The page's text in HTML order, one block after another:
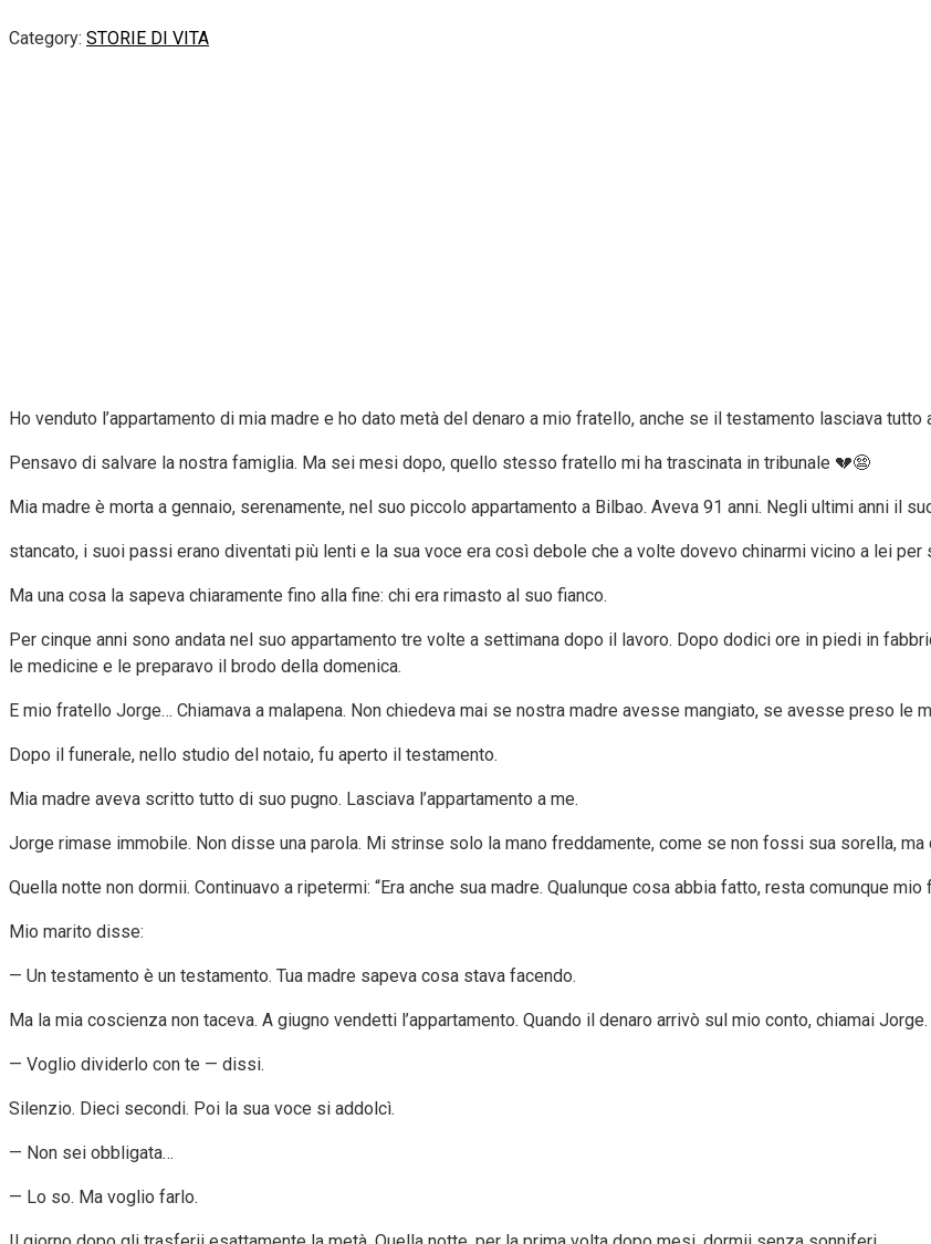
Category: STORIE DI VITA
Ho venduto l’appartamento di mia madre e ho dato metà del denaro a mio fratello, anche se il testamento lasciava tutto
Pensavo di salvare la nostra famiglia. Ma sei mesi dopo, quello stesso fratello mi ha trascinata in tribunale 💔😨
Mia madre è morta a gennaio, serenamente, nel suo piccolo appartamento a Bilbao. Aveva 91 anni. Negli ultimi anni il
stancato, i suoi passi erano diventati più lenti e la sua voce era così debole che a volte dovevo chinarmi vicino a lei per
Ma una cosa la sapeva chiaramente fino alla fine: chi era rimasto al suo fianco.
Per cinque anni sono andata nel suo appartamento tre volte a settimana dopo il lavoro. Dopo dodici ore in piedi in
le medicine e le preparavo il brodo della domenica.
E mio fratello Jorge… Chiamava a malapena. Non chiedeva mai se nostra madre avesse mangiato, se avesse preso le
Dopo il funerale, nello studio del notaio, fu aperto il testamento.
Mia madre aveva scritto tutto di suo pugno. Lasciava l’appartamento a me.
Jorge rimase immobile. Non disse una parola. Mi strinse solo la mano freddamente, come se non fossi sua sorella, ma
Quella notte non dormii. Continuavo a ripetermi: “Era anche sua madre. Qualunque cosa abbia fatto, resta comunque mio
Mio marito disse:
— Un testamento è un testamento. Tua madre sapeva cosa stava facendo.
Ma la mia coscienza non taceva. A giugno vendetti l’appartamento. Quando il denaro arrivò sul mio conto, chiamai Jorge.
— Voglio dividerlo con te — dissi.
Silenzio. Dieci secondi. Poi la sua voce si addolcì.
— Non sei obbligata…
— Lo so. Ma voglio farlo.